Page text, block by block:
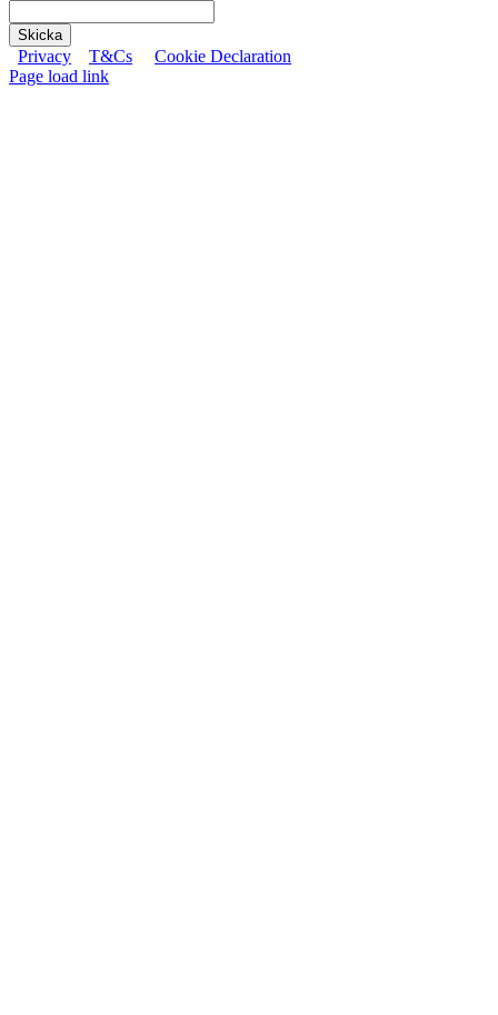
Skicka
Privacy T&Cs
Cookie Declaration
Page load link